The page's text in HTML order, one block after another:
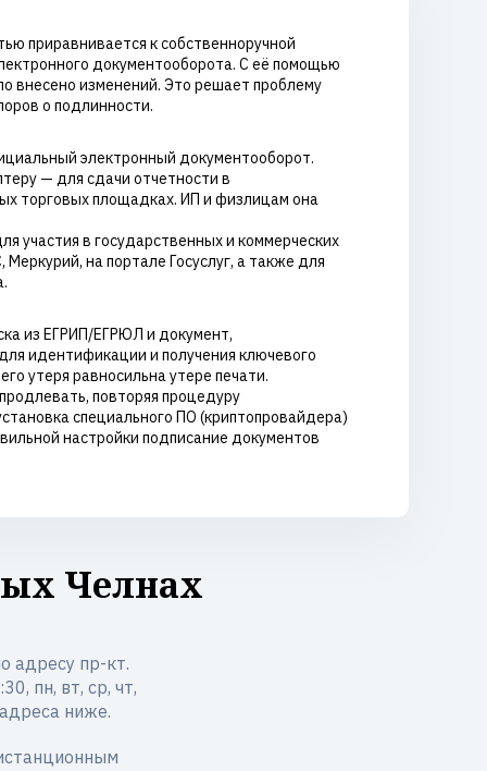
приравнивается к собственноручной
документооборота. С её помощью
внесено изменений. Это решает проблему
о подлинности.
электронный документооборот.
— для сдачи отчетности в
торговых площадках. ИП и физлицам она
участия в государственных и коммерческих
на портале Госуслуг, а также для
из ЕГРИП/ЕГРЮЛ и документ,
идентификации и получения ключевого
утеря равносильна утере печати.
повторяя процедуру
специального ПО (криптопровайдера)
настройки подписание документов
Челнах
адресу пр-кт.
пн, вт, ср, чт,
ниже.